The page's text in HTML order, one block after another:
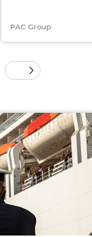
PAC Group